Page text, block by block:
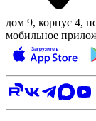
дом 9, корпус 4,
мобильное